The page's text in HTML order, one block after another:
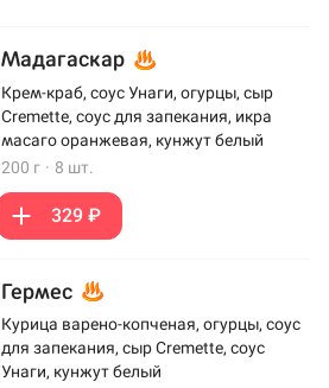
Мадагаскар
Крем-краб, соус Унаги, огурцы, сыр
Cremette, соус для запекания, икра
масаго оранжевая, кунжут белый
200 г · 8 шт.
329 ₽
Гермес
Курица варено-копченая, огурцы, соус
для запекания, сыр Cremette, соус
Унаги, кунжут белый